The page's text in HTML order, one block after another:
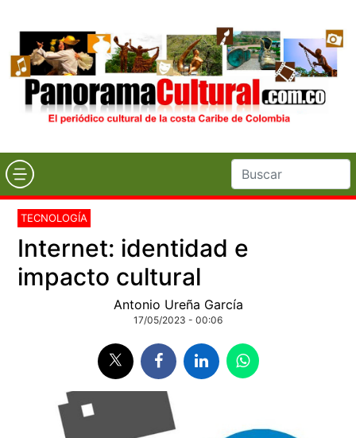
TECNOLOGÍA
Internet: identidad e
impacto cultural
Antonio Ureña García
17/05/2023 - 00:06